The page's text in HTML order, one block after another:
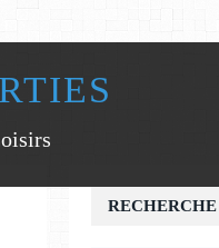
RECHERCHE